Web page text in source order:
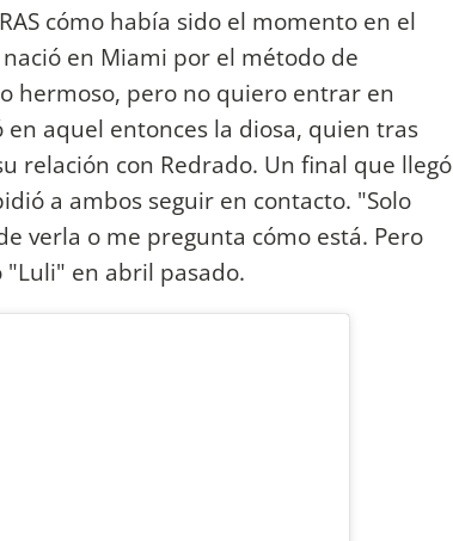
cómo había sido el momento en el
en Miami por el método de
hermoso, pero no quiero entrar en
aquel entonces la diosa, quien tras
relación con Redrado. Un final que llegó
a ambos seguir en contacto. "Solo
verla o me pregunta cómo está. Pero
en abril pasado.